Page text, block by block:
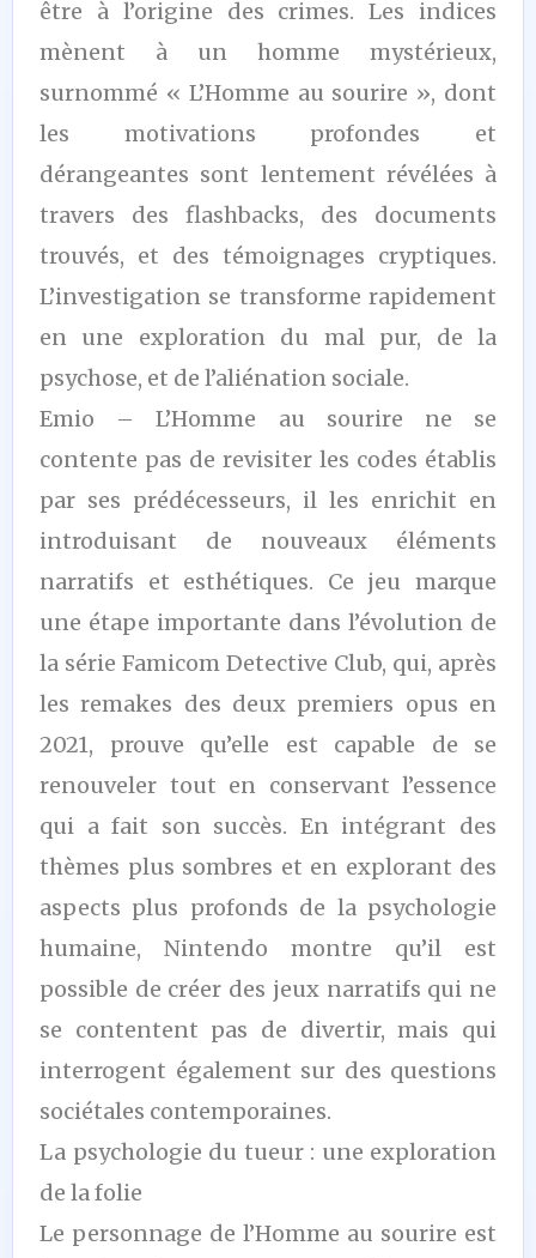
être à l’origine des crimes. Les indices
mènent à un homme mystérieux,
surnommé « L’Homme au sourire », dont
les motivations profondes et
dérangeantes sont lentement révélées à
travers des flashbacks, des documents
trouvés, et des témoignages cryptiques.
L’investigation se transforme rapidement
en une exploration du mal pur, de la
psychose, et de l’aliénation sociale.
Emio – L’Homme au sourire ne se
contente pas de revisiter les codes établis
par ses prédécesseurs, il les enrichit en
introduisant de nouveaux éléments
narratifs et esthétiques. Ce jeu marque
une étape importante dans l’évolution de
la série Famicom Detective Club, qui, après
les remakes des deux premiers opus en
2021, prouve qu’elle est capable de se
renouveler tout en conservant l’essence
qui a fait son succès. En intégrant des
thèmes plus sombres et en explorant des
aspects plus profonds de la psychologie
humaine, Nintendo montre qu’il est
possible de créer des jeux narratifs qui ne
se contentent pas de divertir, mais qui
interrogent également sur des questions
sociétales contemporaines.
La psychologie du tueur : une exploration
de la folie
Le personnage de l’Homme au sourire est